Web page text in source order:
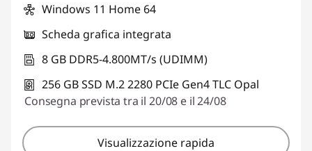
Windows 11 Home 64
Scheda grafica integrata
8 GB DDR5-4.800MT/s (UDIMM)
256 GB SSD M.2 2280 PCIe Gen4 TLC Opal
Consegna prevista tra il 20/08 e il 24/08
Visualizzazione rapida